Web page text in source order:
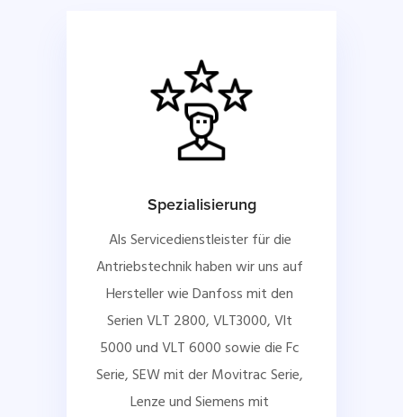
Spezialisierung
Als Servicedienstleister für die
Antriebstechnik haben wir uns auf
Hersteller wie Danfoss mit den
Serien VLT 2800, VLT3000, Vlt
5000 und VLT 6000 sowie die Fc
Serie, SEW mit der Movitrac Serie,
Lenze und Siemens mit